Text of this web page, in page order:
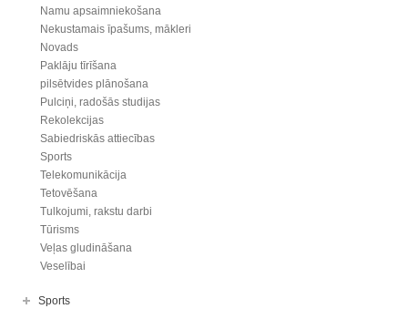
Namu apsaimniekošana
Nekustamais īpašums, mākleri
Novads
Paklāju tīrīšana
pilsētvides plānošana
Pulciņi, radošās studijas
Rekolekcijas
Sabiedriskās attiecības
Sports
Telekomunikācija
Tetovēšana
Tulkojumi, rakstu darbi
Tūrisms
Veļas gludināšana
Veselībai
Sports